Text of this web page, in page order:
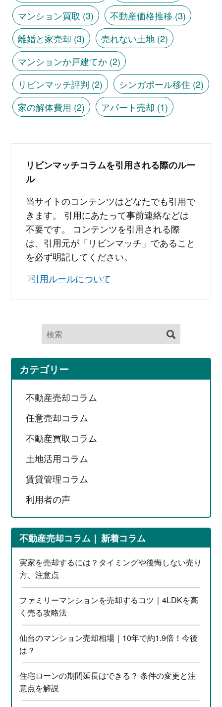
マンション買取 (3) 不動産価格推移 (3)
離婚と家売却 (3) 売れない土地(2)
マンションか戸建てか(2)
リビンマッチ評判 (2) シンガポール移住 (2)
家の解体費用 (2) アパート売却 (1)
リビンマッチコラムを引用される際のルー
ル
当サイトのコンテンツはどなたでも引用で
きます。 引用にあたって事前連絡などは
不要です。 コンテンツを引用される際
は、引用元が「リビンマッチ」であること
を必ず明記してください。
引用ルールについて
カテゴリー
不動産売却コラム
任意売却コラム
不動産買取コラム
土地活用コラム
賃貸管理コラム
利用者の声
不動産売却コラム 新着コラム
実家を売却するには？タイミングや後悔しない売り
方、注意点
ファミリーマンションを売却するコツ｜4LDKを高
く売る攻略法
仙台のマンション売却相場｜10年で約1.9倍！今後
は？
住宅ローンの期間延長はできる？ 条件の変更と注
意点を解説